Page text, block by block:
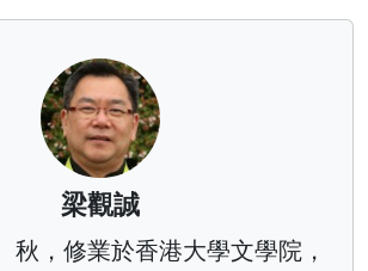
梁觀誠
秋，修業於香港大學文學院，